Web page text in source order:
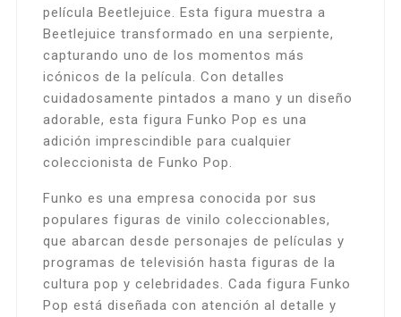
película Beetlejuice. Esta figura muestra a
Beetlejuice transformado en una serpiente,
capturando uno de los momentos más
icónicos de la película. Con detalles
cuidadosamente pintados a mano y un diseño
adorable, esta figura Funko Pop es una
adición imprescindible para cualquier
coleccionista de Funko Pop.
Funko es una empresa conocida por sus
populares figuras de vinilo coleccionables,
que abarcan desde personajes de películas y
programas de televisión hasta figuras de la
cultura pop y celebridades. Cada figura Funko
Pop está diseñada con atención al detalle y